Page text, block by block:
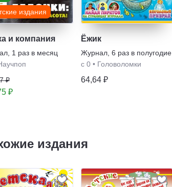
издания
и компания
1 раз в месяц
₽
₽
Ёжик
Журнал 6 раз в полугодие
с 0 • Головоломки
64,64 ₽
издания